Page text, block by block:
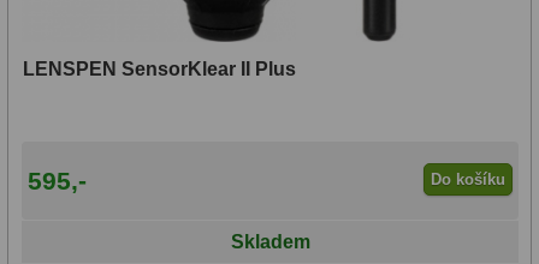
LENSPEN SensorKlear II Plus
595,- Do košíku
Skladem